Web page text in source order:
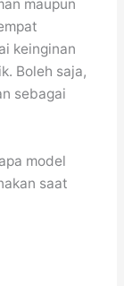
maupun
keinginan
Boleh saja,
sebagai
model
saat